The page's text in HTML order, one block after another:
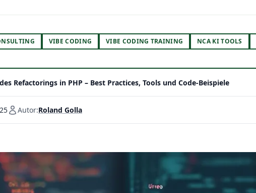
VIBE CODING VIBE CODING TRAINING NCA KI TOOLS
Refactorings in PHP – Best Practices, Tools und Code-Beispiele
Autor:Roland Golla